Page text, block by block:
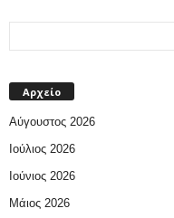
Αρχείο
Αύγουστος 2026
Ιούλιος 2026
Ιούνιος 2026
Μάιος 2026